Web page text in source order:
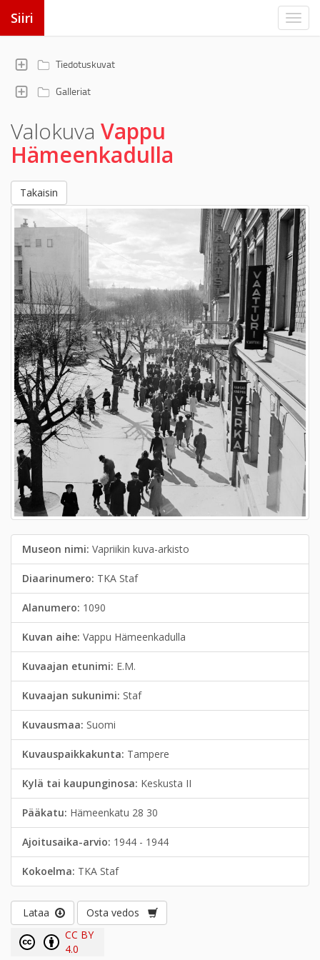
Siiri
Tiedotuskuvat
Galleriat
Valokuva Vappu
Hämeenkadulla
Takaisin
Museon nimi: Vapriikin kuva-arkisto
Diaarinumero: TKA Staf
Alanumero: 1090
Kuvan aihe: Vappu Hämeenkadulla
Kuvaajan etunimi: E.M.
Kuvaajan sukunimi: Staf
Kuvausmaa: Suomi
Kuvauspaikkakunta: Tampere
Kylä tai kaupunginosa: Keskusta II
Pääkatu: Hämeenkatu 28 30
Ajoitusaika-arvio: 1944 - 1944
Kokoelma: TKA Staf
Lataa
Osta vedos
CC BY
4.0